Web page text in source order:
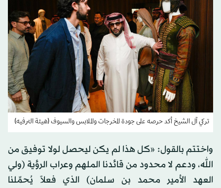
تركي آل الشيخ أكد حرصه على جودة المخرجات والملابس والسيوف (هيئة الترفيه)
واختتم بالقول: «كل هذا لم يكن ليحصل لولا توفيق من
الله، ودعم لا محدود من قائدنا الملهم وعراب الرؤية (ولي
العهد الأمير محمد بن سلمان) الذي فعلاً يُحمِّلنا